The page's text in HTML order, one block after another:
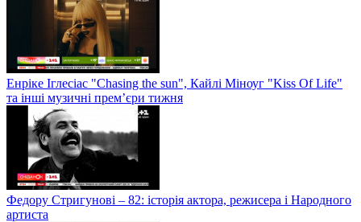
Енріке Іглесіас "Chasing the sun", Кайлі Міноуг "Kiss Of Life"
та інші музичні прем’єри тижня
Федору Стригунові – 82: історія актора, режисера і Народного
артиста